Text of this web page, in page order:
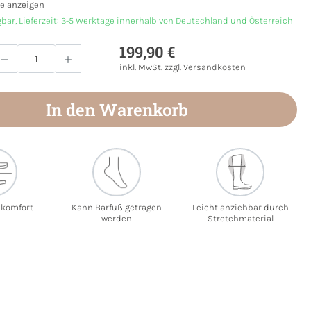
anzeigen
Lieferzeit: 3-5 Werktage innerhalb von Deutschland und Österreich
Gib den gewünschten Wert ein
199,90 €
inkl. MwSt. zzgl. Versandkosten
In den Warenkorb
Kann Barfuß getragen
werden
Leicht anziehbar durch
Stretchmaterial